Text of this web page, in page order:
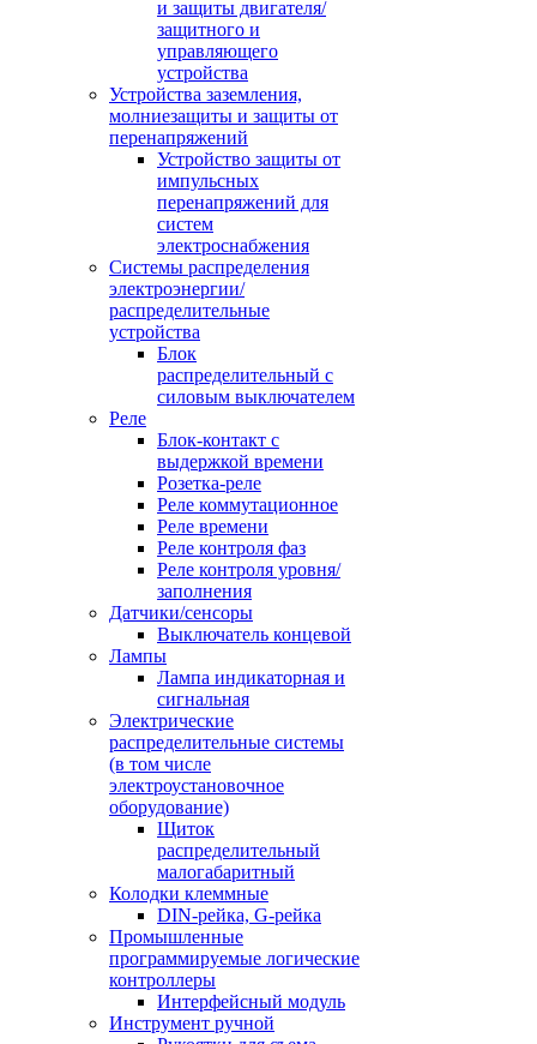
и защиты двигателя/
защитного и
управляющего
устройства
Устройства заземления,
молниезащиты и защиты от
перенапряжений
Устройство защиты от
импульсных
перенапряжений для
систем
электроснабжения
Системы распределения
электроэнергии/
распределительные
устройства
Блок
распределительный с
силовым выключателем
Реле
Блок-контакт с
выдержкой времени
Розетка-реле
Реле коммутационное
Реле времени
Реле контроля фаз
Реле контроля уровня/
заполнения
Датчики/сенсоры
Выключатель концевой
Лампы
Лампа индикаторная и
сигнальная
Электрические
распределительные системы
(в том числе
электроустановочное
оборудование)
Щиток
распределительный
малогабаритный
Колодки клеммные
DIN-рейка, G-рейка
Промышленные
программируемые логические
контроллеры
Интерфейсный модуль
Инструмент ручной